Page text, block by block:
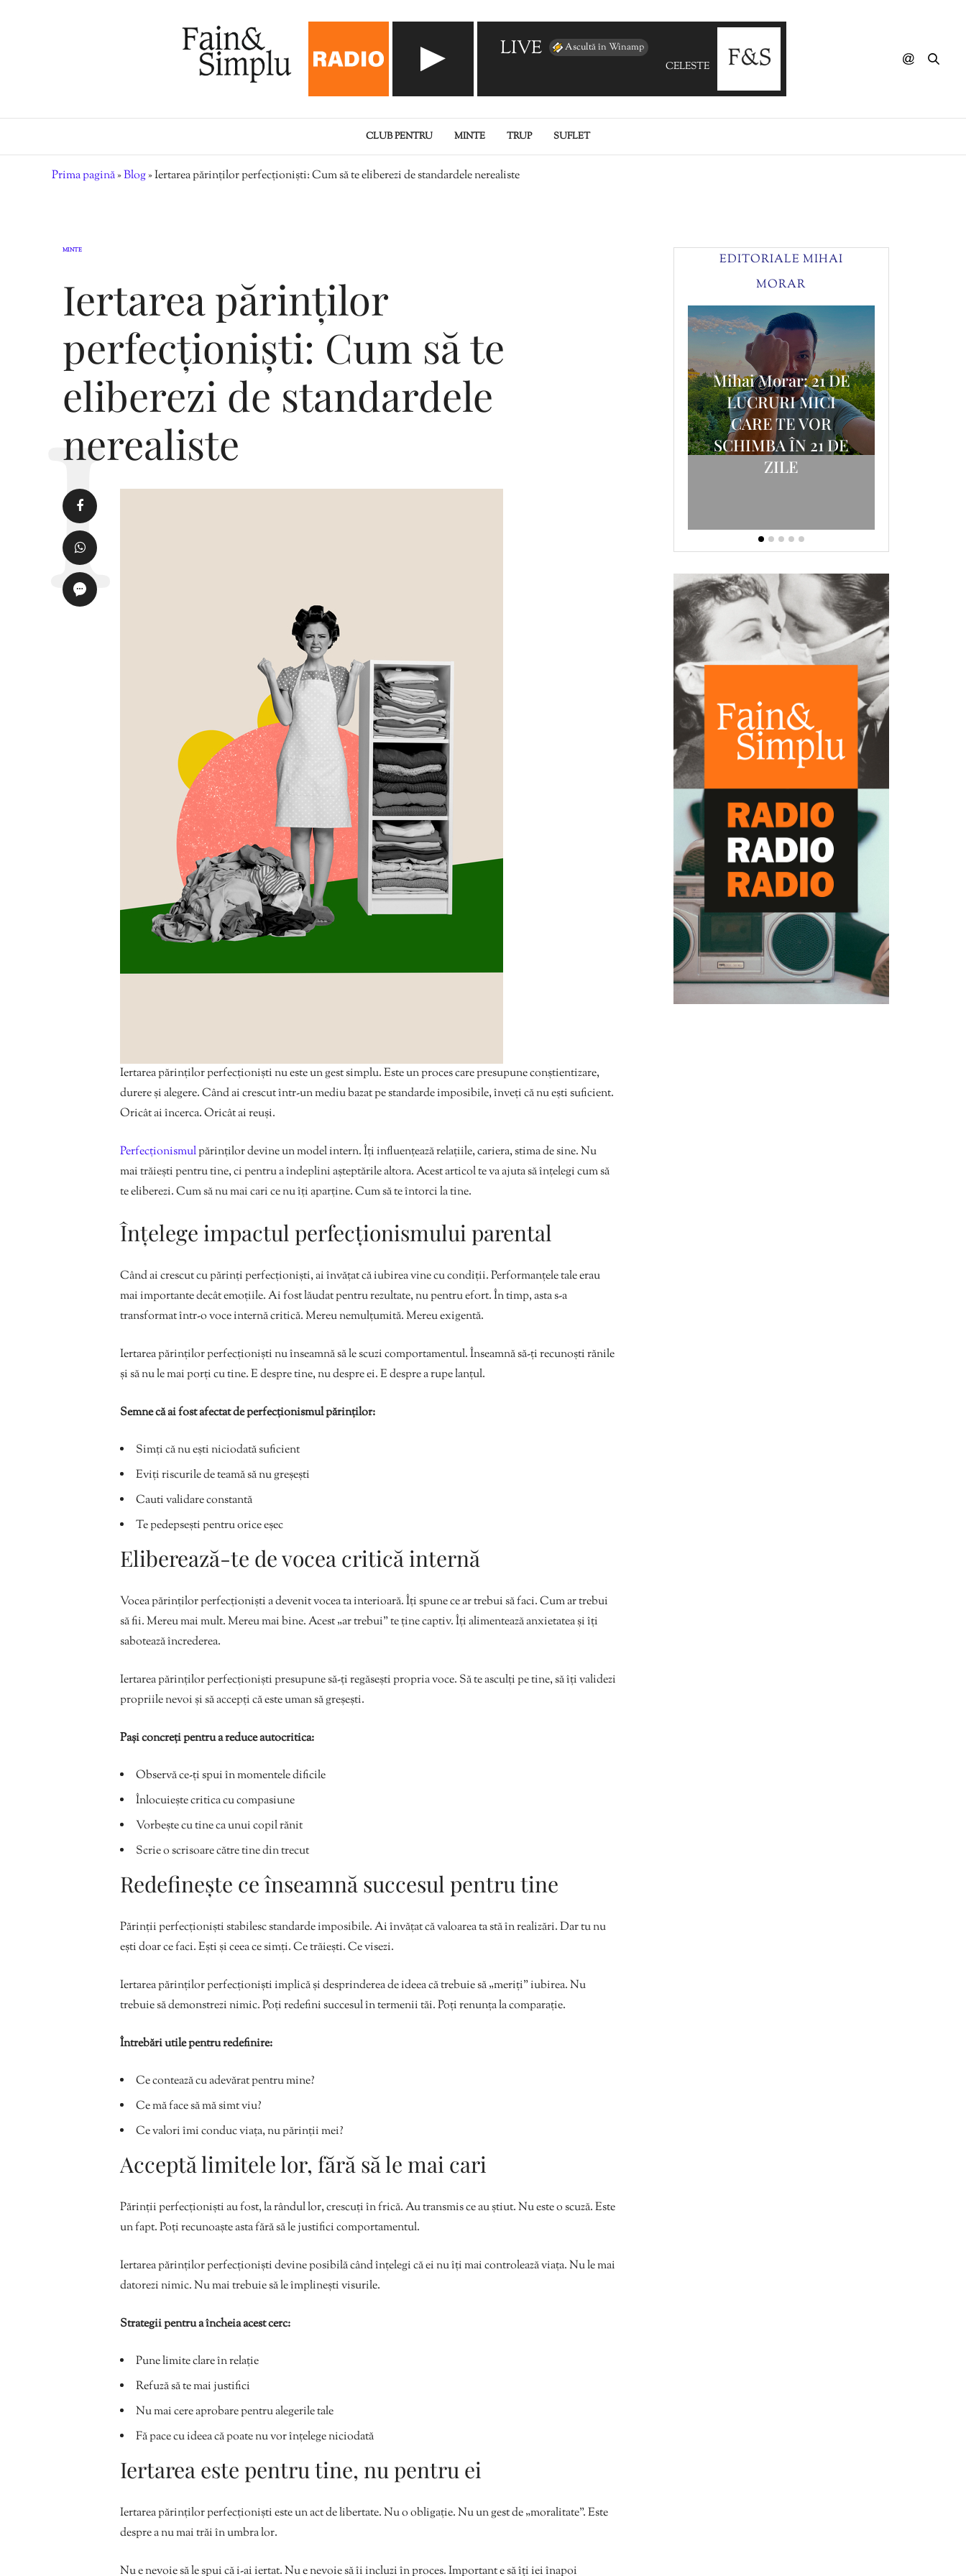
LIVE Ascultă în Winamp
CELESTE GOMEZ MACHADO & BARDA - Las Hojas
CLUB PENTRU MINTE TRUP SUFLET
Prima pagină»Blog»Iertarea părinților perfecționiști: Cum să te eliberezi de standardele nerealiste
MINTE
Iertarea părinților
perfecționiști: Cum să te
eliberezi de standardele
nerealiste
Iertarea părinților perfecționiști nu este un gest simplu. Este un proces care presupune conștientizare,
durere și alegere. Când ai crescut într-un mediu bazat pe standarde imposibile, înveți că nu ești suficient.
Oricât ai încerca. Oricât ai reuși.
Perfecționismulpărinților devine un model intern. Îți influențează relațiile, cariera, stima de sine. Nu
mai trăiești pentru tine, ci pentru a îndeplini așteptările altora. Acest articol te va ajuta să înțelegi cum să
te eliberezi. Cum să nu mai cari ce nu îți aparține. Cum să te întorci la tine.
Înțelege impactul perfecționismului parental
Când ai crescut cu părinți perfecționiști, ai învățat că iubirea vine cu condiții. Performanțele tale erau
mai importante decât emoțiile. Ai fost lăudat pentru rezultate, nu pentru efort. În timp, asta s-a
transformat într-o voce internă critică. Mereu nemulțumită. Mereu exigentă.
Iertarea părinților perfecționiști nu înseamnă să le scuzi comportamentul. Înseamnă să-ți recunoști rănile
și să nu le mai porți cu tine. E despre tine, nu despre ei. E despre a rupe lanțul.
Semne că ai fost afectat de perfecționismul părinților:
Simți că nu ești niciodată suficient
Eviți riscurile de teamă să nu greșești
Cauti validare constantă
Te pedepsești pentru orice eșec
Eliberează-te de vocea critică internă
Vocea părinților perfecționiști a devenit vocea ta interioară. Îți spune ce ar trebui să faci. Cum ar trebui
să fii. Mereu mai mult. Mereu mai bine. Acest „ar trebui” te ține captiv. Îți alimentează anxietatea și îți
sabotează încrederea.
Iertarea părinților perfecționiști presupune să-ți regăsești propria voce. Să te asculți pe tine, să îți validezi
propriile nevoi și să accepți că este uman să greșești.
Pași concreți pentru a reduce autocritica:
Observă ce-ți spui în momentele dificile
Înlocuiește critica cu compasiune
Vorbește cu tine ca unui copil rănit
Scrie o scrisoare către tine din trecut
Redefinește ce înseamnă succesul pentru tine
Părinții perfecționiști stabilesc standarde imposibile. Ai învățat că valoarea ta stă în realizări. Dar tu nu
ești doar ce faci. Ești și ceea ce simți. Ce trăiești. Ce visezi.
Iertarea părinților perfecționiști implică și desprinderea de ideea că trebuie să „meriți” iubirea. Nu
trebuie să demonstrezi nimic. Poți redefini succesul în termenii tăi. Poți renunța la comparație.
Întrebări utile pentru redefinire:
Ce contează cu adevărat pentru mine?
Ce mă face să mă simt viu?
Ce valori îmi conduc viața, nu părinții mei?
Acceptă limitele lor, fără să le mai cari
Părinții perfecționiști au fost, la rândul lor, crescuți în frică. Au transmis ce au știut. Nu este o scuză. Este
un fapt. Poți recunoaște asta fără să le justifici comportamentul.
Iertarea părinților perfecționiști devine posibilă când înțelegi că ei nu îți mai controlează viața. Nu le mai
datorezi nimic. Nu mai trebuie să le împlinești visurile.
Strategii pentru a încheia acest cerc:
Pune limite clare în relație
Refuză să te mai justifici
Nu mai cere aprobare pentru alegerile tale
Fă pace cu ideea că poate nu vor înțelege niciodată
Iertarea este pentru tine, nu pentru ei
Iertarea părinților perfecționiști este un act de libertate. Nu o obligație. Nu un gest de „moralitate”. Este
despre a nu mai trăi în umbra lor.
Nu e nevoie să le spui că i-ai iertat. Nu e nevoie să îi incluzi în proces. Important e să îți iei înapoi
EDITORIALE MIHAI
MORAR
Mihai Morar: 21 DE
LUCRURI MICI
CARE TE VOR
SCHIMBA ÎN 21 DE
ZILE